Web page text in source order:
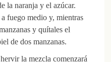
la naranja y el azúcar.
fuego medio y, mientras
y quítales el
de dos manzanas.
la mezcla comenzará